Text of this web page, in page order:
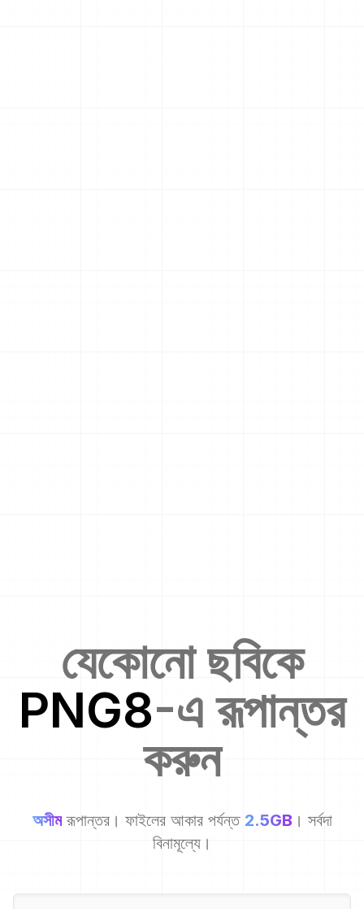
যেকোনো ছবিকে
PNG8-এ রূপান্তর
করুন
অসীম রূপান্তর। ফাইলের আকার পর্যন্ত 2.5GB । সর্বদা
বিনামূল্যে।